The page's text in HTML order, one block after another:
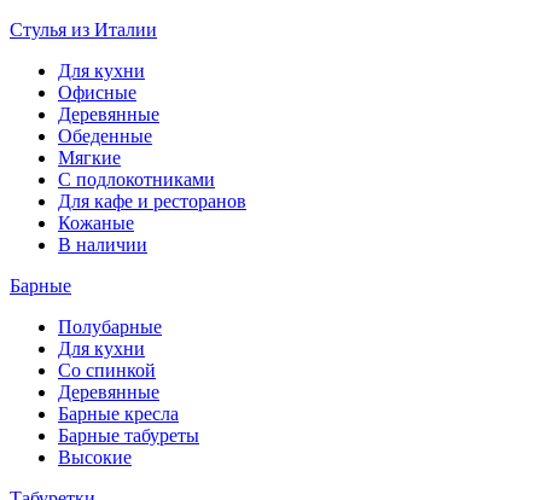
Стулья из Италии
Для кухни
Офисные
Деревянные
Обеденные
Мягкие
С подлокотниками
Для кафе и ресторанов
Кожаные
В наличии
Барные
Полубарные
Для кухни
Со спинкой
Деревянные
Барные кресла
Барные табуреты
Высокие